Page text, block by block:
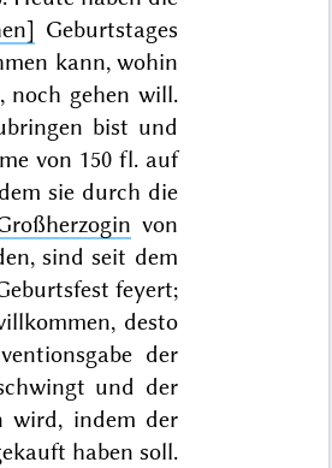
Geburtstages
kann, wohin
gehen will.
bist und
von 150 fl. auf
sie durch die
von
sind seit dem
feyert;
desto
der
und der
wird, indem der
haben soll.